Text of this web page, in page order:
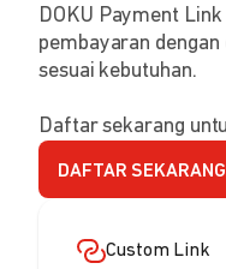
DOKU Payment
pembayaran
sesuai kebutuhan.
Daftar sekarang
DAFTAR SEKARANG
Custom Link